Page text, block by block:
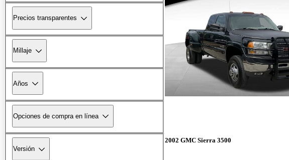
Precios transparentes
Millaje
Años
Opciones de compra en línea
Versión
2002 GMC Sierra 3500